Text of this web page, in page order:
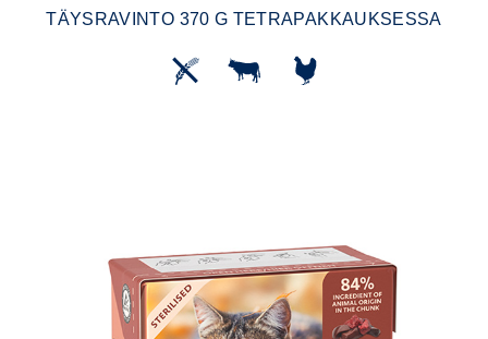
TÄYSRAVINTO 370 G TETRAPAKKAUKSESSA